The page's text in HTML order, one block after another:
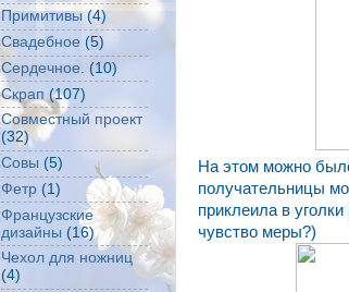
На этом можно
получательницы
приклеила в
чувство меры?)
Примитивы (4)
Свадебное (5)
Сердечное.
(10)
Скрап (107)
Совместный проект
(32)
Совы (5)
Фетр (1)
Французские
дизайны (16)
Чехол для ножниц
(4)